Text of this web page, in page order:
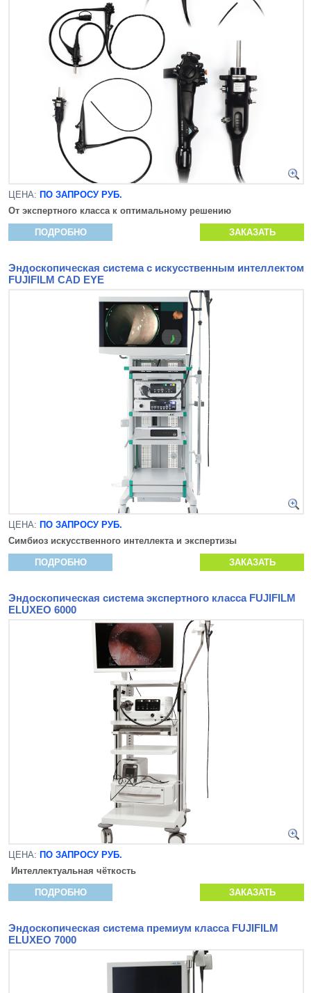
ЦЕНА: ПО ЗАПРОСУ РУБ.
От экспертного класса к оптимальному решению
ПОДРОБНО ЗАКАЗАТЬ
Эндоскопическая система с искусственным интеллектом
FUJIFILM CAD EYE
ЦЕНА: ПО ЗАПРОСУ РУБ.
Симбиоз искусственного интеллекта и экспертизы
ПОДРОБНО ЗАКАЗАТЬ
Эндоскопическая система экспертного класса FUJIFILM
ELUXEO 6000
ЦЕНА: ПО ЗАПРОСУ РУБ.
Интеллектуальная чёткость
ПОДРОБНО ЗАКАЗАТЬ
Эндоскопическая система премиум класса FUJIFILM
ELUXEO 7000